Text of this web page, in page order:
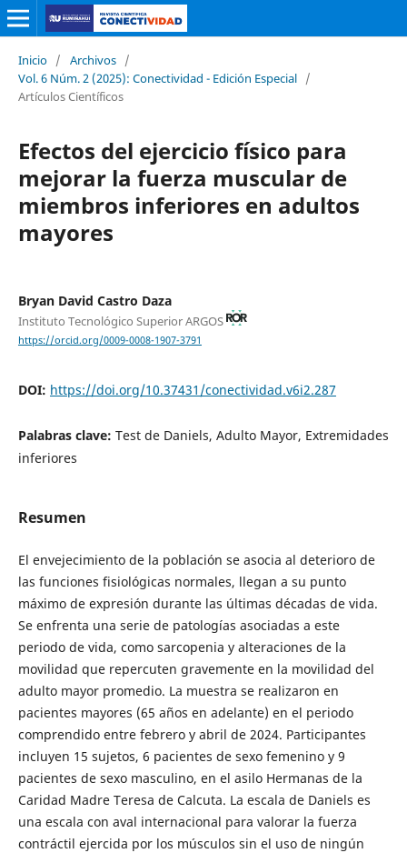
Inicio / Archivos /
Vol. 6 Núm. 2 (2025): Conectividad - Edición Especial /
Artículos Científicos
Efectos del ejercicio físico para
mejorar la fuerza muscular de
miembros inferiores en adultos
mayores
Bryan David Castro Daza
Instituto Tecnológico Superior ARGOS
https://orcid.org/0009-0008-1907-3791
DOI: https://doi.org/10.37431/conectividad.v6i2.287
Palabras clave: Test de Daniels, Adulto Mayor, Extremidades
inferiores
Resumen
El envejecimiento de la población se asocia al deterioro de
las funciones fisiológicas normales, llegan a su punto
máximo de expresión durante las últimas décadas de vida.
Se enfrenta una serie de patologías asociadas a este
periodo de vida, como sarcopenia y alteraciones de la
movilidad que repercuten gravemente en la movilidad del
adulto mayor promedio. La muestra se realizaron en
pacientes mayores (65 años en adelante) en el periodo
comprendido entre febrero y abril de 2024. Participantes
incluyen 15 sujetos, 6 pacientes de sexo femenino y 9
pacientes de sexo masculino, en el asilo Hermanas de la
Caridad Madre Teresa de Calcuta. La escala de Daniels es
una escala con aval internacional para valorar la fuerza
contráctil ejercida por los músculos sin el uso de ningún